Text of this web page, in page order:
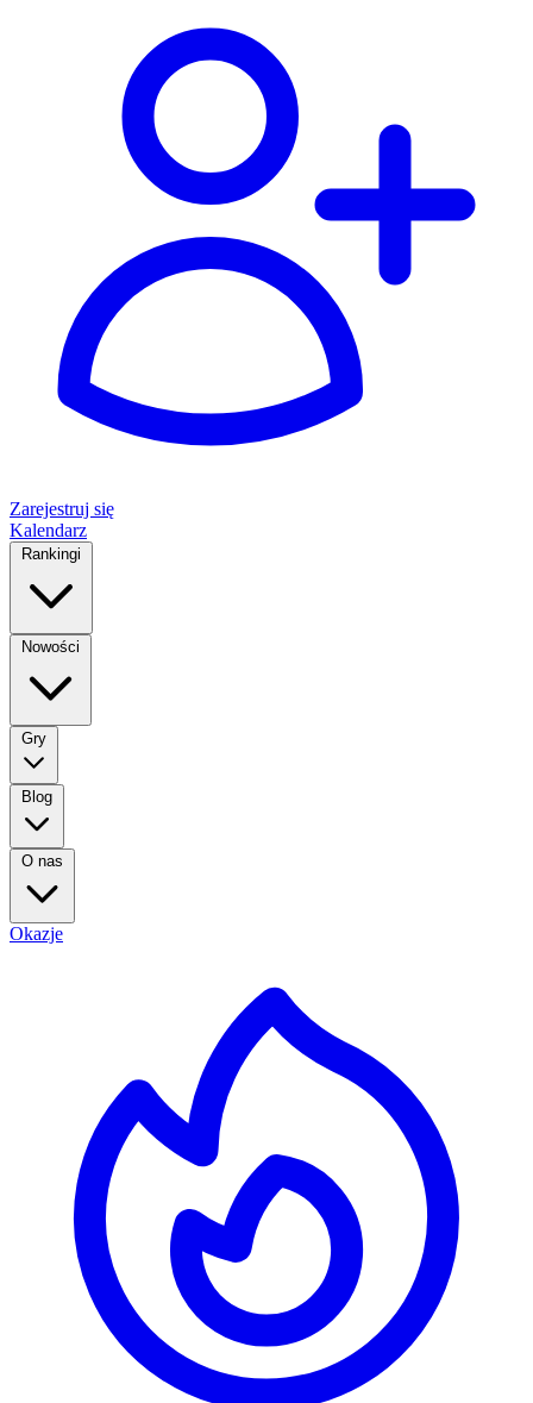
Zarejestruj się
Kalendarz
Rankingi
Nowości
Gry
Blog
O nas
Okazje